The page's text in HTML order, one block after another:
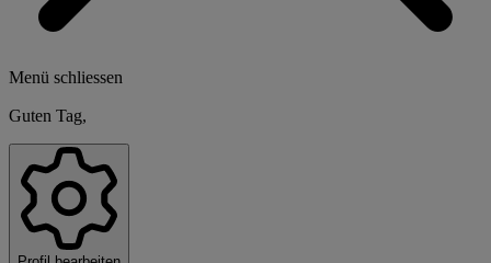
Menü schliessen
Guten Tag,